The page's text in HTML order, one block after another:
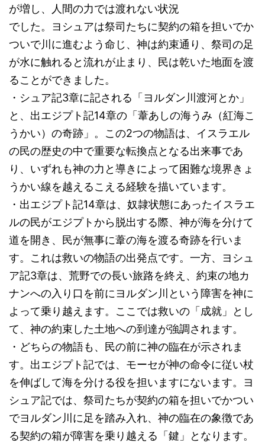
が増し、人間の力では渡れない状況
でした。ヨシュアは祭司たちに契約の箱を担いでか
ついで川に進むよう命じ、神は約束通り、祭司の足
が水に触れると流れが止まり、民は乾いた地面を渡
ることができました。
・シュア記3章に記される「ヨルダン川渡河とか」
と、出エジプト記14章の「葦あしの海うみ（紅海こ
うかい）の奇跡」。この2つの物語は、イスラエル
の民の歴史の中で重要な転換点となる出来事であ
り、いずれも神の力と導きによって困難な境界きょ
うかい線を越えるこえる経験を描いています。
・出エジプト記14章は、奴隷状態にあったイスラエ
ルの民がエジプトから脱出する際、神が海を分けて
道を開き、民が無事に葦の海を渡る奇跡を行いま
す。これは救いの物語の出発点です。一方、ヨシュ
ア記3章は、荒野での長い旅路を終え、約束の地カ
ナンへの入り口を前にヨルダン川という障害を神に
よって乗り越えます。ここでは救いの「成就」とし
て、神の約束した土地への到達が強調されます。
・どちらの物語も、民の前に神の臨在が示されま
す。出エジプト記では、モーセが神の命令に従い杖
を伸ばして海を分ける役を担いますにないます。ヨ
シュア記では、祭司たちが契約の箱を担いでかつい
でヨルダン川に足を踏み入れ、神の臨在の象徴であ
る契約の箱が障害を乗り越える「鍵」となります。